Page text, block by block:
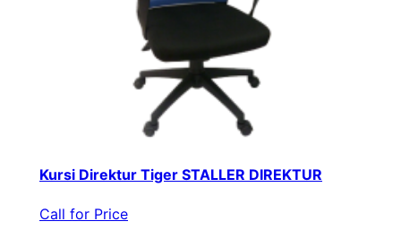
Kursi Direktur Tiger STALLER DIREKTUR
Call for Price